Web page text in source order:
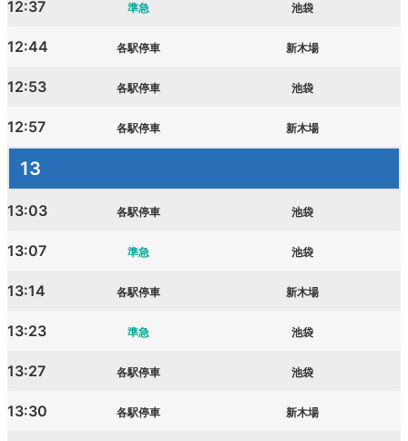
12:37 準急 池袋
12:44 各駅停車 新木場
12:53 各駅停車 池袋
12:57 各駅停車 新木場
13
13:03 各駅停車 池袋
13:07 準急 池袋
13:14 各駅停車 新木場
13:23 準急 池袋
13:27 各駅停車 池袋
13:30 各駅停車 新木場